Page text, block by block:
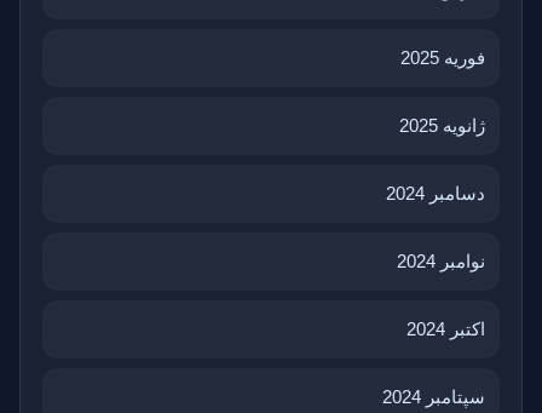
فوریه 2025
ژانویه 2025
دسامبر 2024
نوامبر 2024
اکتبر 2024
سپتامبر 2024